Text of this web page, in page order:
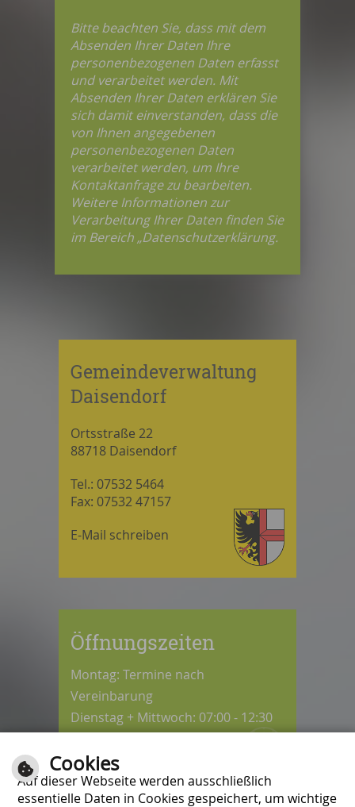
Bitte beachten Sie, dass mit dem
Absenden Ihrer Daten Ihre
personenbezogenen Daten erfasst
und verarbeitet werden. Mit
Absenden Ihrer Daten erklären Sie
sich damit einverstanden, dass die
von Ihnen angegebenen
personenbezogenen Daten
verarbeitet werden, um Ihre
Kontaktanfrage zu bearbeiten.
Weitere Informationen zur
Verarbeitung Ihrer Daten finden Sie
im Bereich „Datenschutzerklärung.
Gemeindeverwaltung
Daisendorf
Ortsstraße 22
88718 Daisendorf
Tel.: 07532 5464
Fax: 07532 47157
E-Mail schreiben
Öffnungszeiten
Montag: Termine nach
Vereinbarung
Dienstag + Mittwoch: 07:00 - 12:30
Donnerstag: 08:30 - 12:30 / 14:00 -
18:00 Uhr
Freitag: 07:00 - 12:00 Uhr
Cookies
Auf dieser Webseite werden ausschließlich
essentielle Daten in Cookies gespeichert, um wichtige